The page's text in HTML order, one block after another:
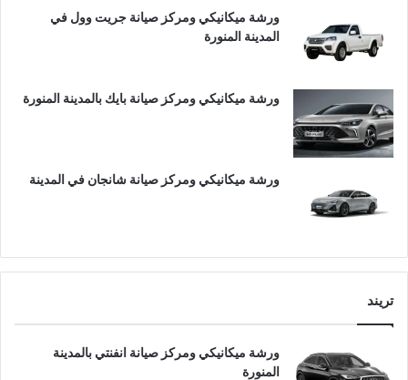
ورشة ميكانيكي ومركز صيانة جريت وول في
المدينة المنورة
ورشة ميكانيكي ومركز صيانة بايك بالمدينة المنورة
ورشة ميكانيكي ومركز صيانة شانجان في المدينة
تريند
ورشة ميكانيكي ومركز صيانة انفنتي بالمدينة
المنورة